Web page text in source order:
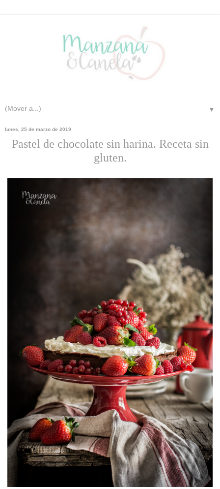
▼
lunes, 25 de marzo de 2019
Pastel de chocolate sin harina. Receta sin
gluten.